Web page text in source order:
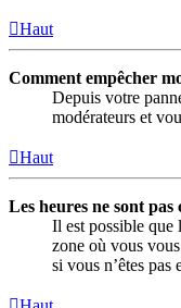
Haut
Comment empêcher
Depuis votre
modérateurs et
Haut
Les heures ne sont pas
Il est possible que
zone où vous
si vous n’êtes pas